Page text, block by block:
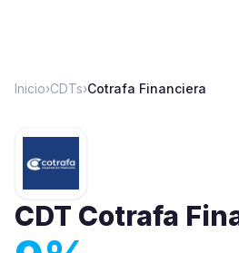
Inicio›CDTs›Cotrafa Financiera
CDT Cotrafa